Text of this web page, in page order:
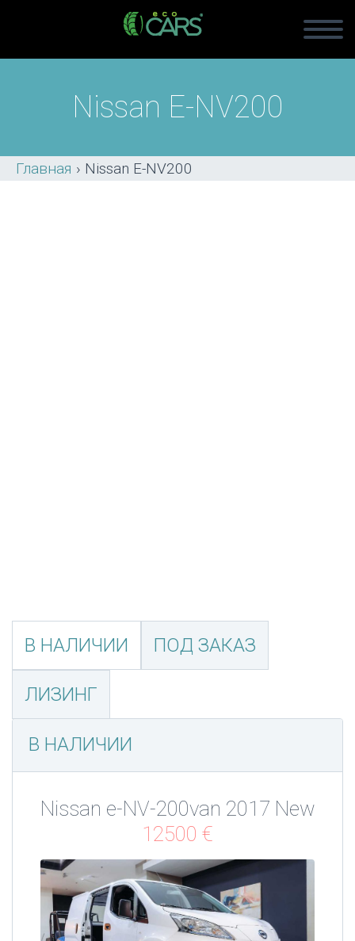
Nissan E-NV200
Главная › Nissan E-NV200
В НАЛИЧИИ ПОД ЗАКАЗ
ЛИЗИНГ
В НАЛИЧИИ
Nissan e-NV-200van 2017 New
12500 €